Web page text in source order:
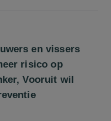
en vissers
risico op
Vooruit wil